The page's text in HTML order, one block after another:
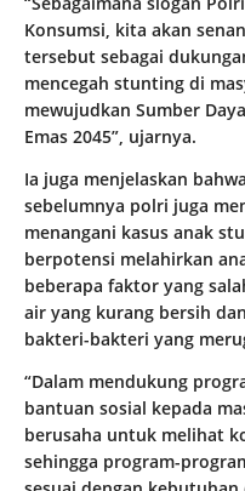
Konsumsi, kita akan
tersebut sebagai
mencegah stunting di
mewujudkan Sumber
Emas 2045”, ujarnya.
Ia juga menjelaskan
sebelumnya polri juga
menangani kasus anak
berpotensi melahirkan
beberapa faktor yang
air yang kurang bersih
bakteri-bakteri yang
“Dalam mendukung
bantuan sosial kepada
berusaha untuk melihat
sehingga program-